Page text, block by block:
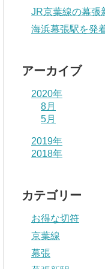
JR京葉線の幕張
海浜幕張駅を発
アーカイブ
2020年
8月
5月
2019年
2018年
カテゴリー
お得な切符
京葉線
幕張